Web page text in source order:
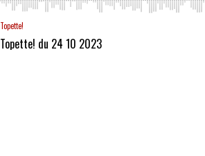
Topette!
Topette! du 24 10 2023